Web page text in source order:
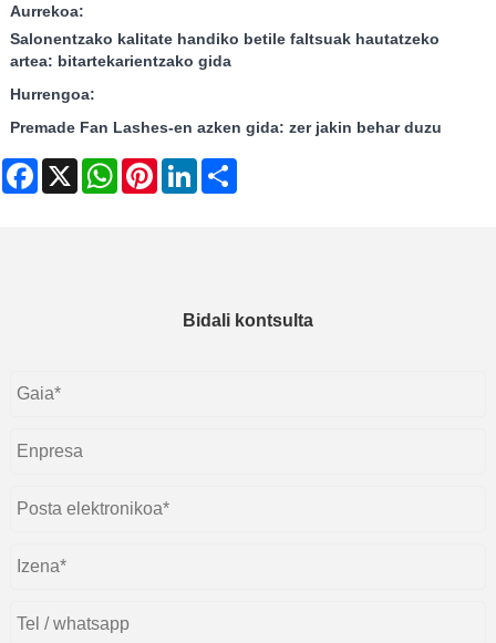
Aurrekoa:
Salonentzako kalitate handiko betile faltsuak hautatzeko
artea: bitartekarientzako gida
Hurrengoa:
Premade Fan Lashes-en azken gida: zer jakin behar duzu
Facebook
X WhatsAppPinterestLinkedIn
Bidali kontsulta